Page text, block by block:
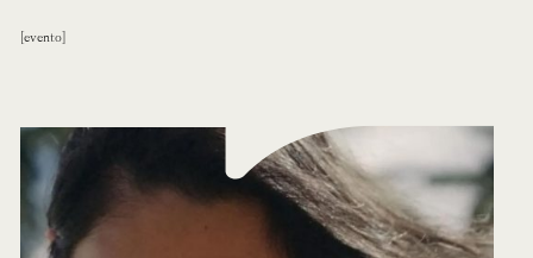
evento